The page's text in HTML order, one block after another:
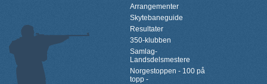
Arrangementer
Skytebaneguide
Resultater
350-klubben
Samlag-
Landsdelsmestere
Norgestoppen - 100 på
topp -